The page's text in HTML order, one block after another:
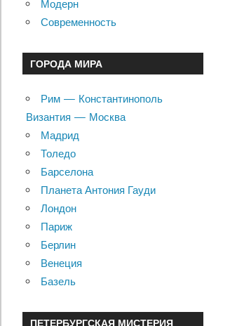
Модерн
Современность
ГОРОДА МИРА
Рим — Константинополь
Византия — Москва
Мадрид
Толедо
Барселона
Планета Антония Гауди
Лондон
Париж
Берлин
Венеция
Базель
ПЕТЕРБУРГСКАЯ МИСТЕРИЯ